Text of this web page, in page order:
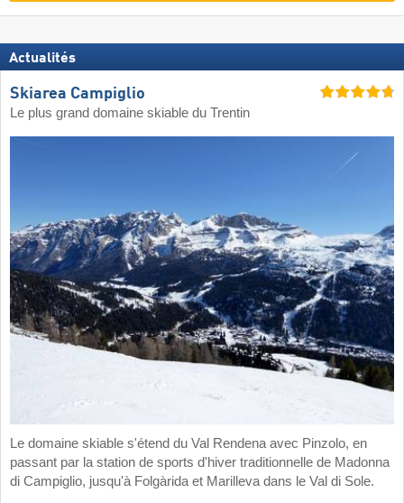
Actualités
Skiarea Campiglio
Le plus grand domaine skiable du Trentin
Le domaine skiable s'étend du Val Rendena avec Pinzolo, en
passant par la station de sports d'hiver traditionnelle de Madonna
di Campiglio, jusqu'à Folgàrida et Marilleva dans le Val di Sole.